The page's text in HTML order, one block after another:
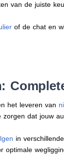
van de juiste
of de chat en
het leveren van
dat jouw
in
optimale